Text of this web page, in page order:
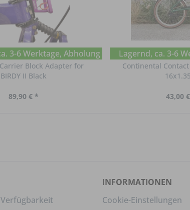
3-6 Werktage, Abholung im Chat erfragen
Block Adapter for
BIRDY II Black
89,90 € *
Lagernd, ca. 3-6
Continental
43,00
INFORMATIONEN
Cookie-Einstellungen